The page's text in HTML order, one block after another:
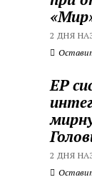
2 ДНЯ
ЕР
2 ДНЯ